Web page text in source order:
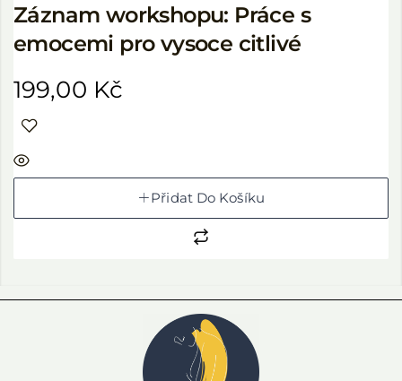
Záznam workshopu: Práce s
emocemi pro vysoce citlivé
199,00 Kč
Přidat Do Košíku